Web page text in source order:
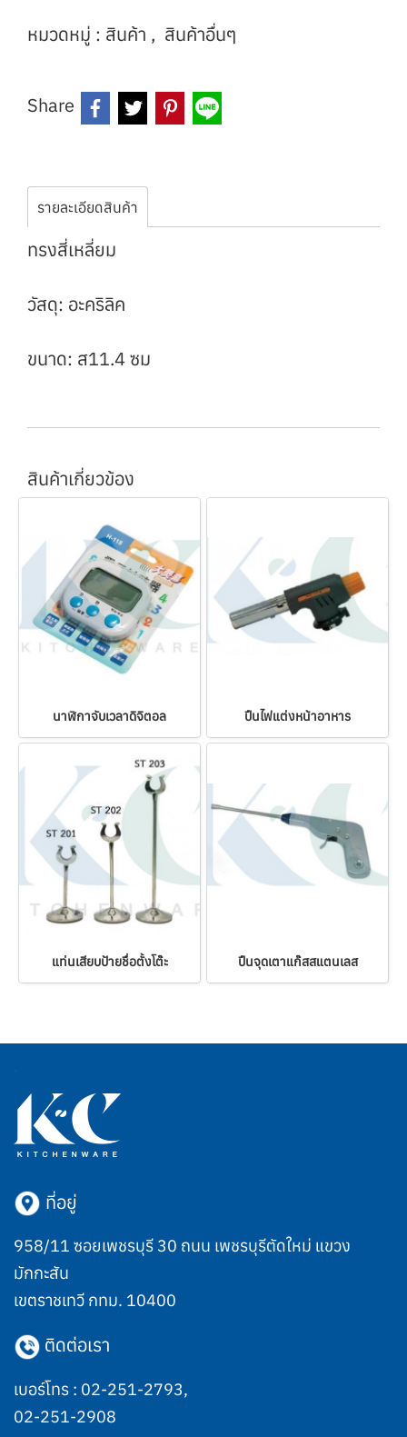
หมวดหมู่ : สินค้า , สินค้าอื่นๆ
Share
รายละเอียดสินค้า
ทรงสี่เหลี่ยม
วัสดุ: อะคริลิค
ขนาด: ส11.4 ซม
สินค้าเกี่ยวข้อง
นาฬิกาจับเวลาดิจิตอล ปืนไฟแต่งหน้าอาหาร
แท่นเสียบป้ายชื่อตั้งโต๊ะ ปืนจุดเตาแก๊สสแตนเลส
ที่อยู่
958/11 ซอยเพชรบุรี 30 ถนน เพชรบุรีตัดใหม่ แขวง
มักกะสัน
เขตราชเทวี กทม. 10400
ติดต่อเรา
เบอร์โทร : 02-251-2793,
02-251-2908